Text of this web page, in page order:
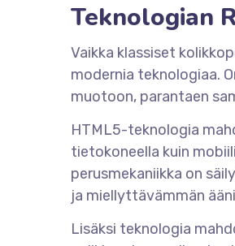
Teknologian
Vaikka klassiset
modernia teknologiaa.
muotoon, parantaen
HTML5-teknologia
tietokoneella kuin
perusmekaniikka on
ja miellyttävämmän
Lisäksi teknologia